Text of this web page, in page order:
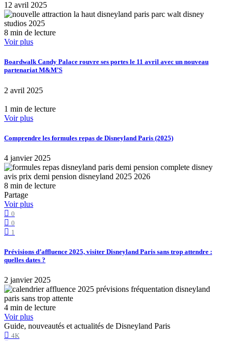
12 avril 2025
8 min de lecture
Voir plus
Boardwalk Candy Palace rouvre ses portes le 11 avril avec un nouveau
partenariat M&M’S
2 avril 2025
1 min de lecture
Voir plus
Comprendre les formules repas de Disneyland Paris (2025)
4 janvier 2025
8 min de lecture
Partage
Voir plus
0
0
1
Prévisions d’affluence 2025, visiter Disneyland Paris sans trop attendre :
quelles dates ?
2 janvier 2025
4 min de lecture
Voir plus
Guide, nouveautés et actualités de Disneyland Paris
4K